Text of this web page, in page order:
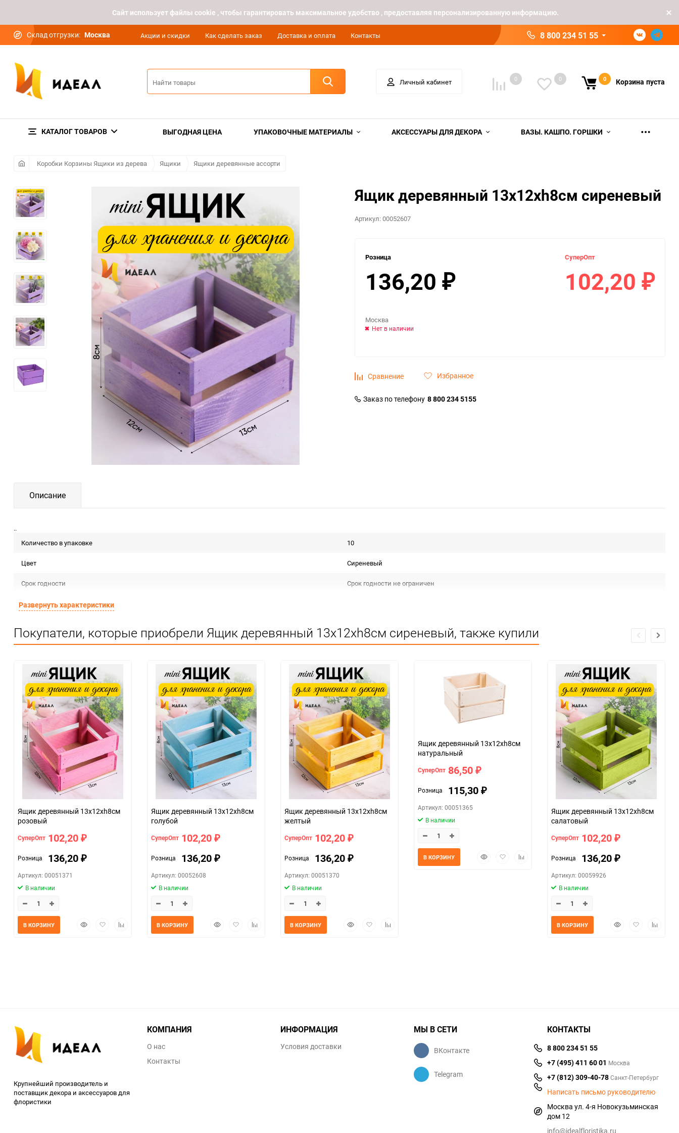
Cайт использует файлы cookie , чтобы гарантировать максимальное удобство , предоставляя персонализированную информацию.
Склад отгрузки: Москва Акции и скидки Как сделать заказ Доставка и оплата Контакты 8 800 234 51 55
Личный кабинет 0 0 0 Корзина пуста
КАТАЛОГ ТОВАРОВ ВЫГОДНАЯ ЦЕНА УПАКОВОЧНЫЕ МАТЕРИАЛЫ АКСЕССУАРЫ ДЛЯ ДЕКОРА ВАЗЫ. КАШПО. ГОРШКИ
Коробки Корзины Ящики из дерева Ящики Ящики деревянные ассорти
Ящик деревянный 13х12хh8см сиреневый
Артикул:00052607
Розница
136,20 ₽
СуперОпт
102,20 ₽
Москва
Нет в наличии
Сравнение Избранное
Заказ по телефону 8 800 234 5155
Описание
..
Количество в упаковке
10
Цвет Сиреневый
Срок годности Срок годности не ограничен
Страна изготовителя
Сертификация Не подлежит сертификации
Минимальное количество 1
Количество в коробке 1
Единица измерения шт
ЦветНоменклатуры сиреневый
Развернуть характеристики
Покупатели, которые приобрели Ящик деревянный 13х12хh8см сиреневый, также купили
Ящик деревянный 13х12хh8см
розовый
СуперОпт 102,20 ₽
Розница 136,20 ₽
Артикул: 00051371
В наличии
БыстрыйДобавитьДобавить
В КОРЗИНУ
Ящик деревянный 13х12хh8см
голубой
СуперОпт 102,20 ₽
Розница 136,20 ₽
Артикул: 00052608
В наличии
БыстрыйДобавитьДобавить
В КОРЗИНУ
Ящик деревянный 13х12хh8см
желтый
СуперОпт 102,20 ₽
Розница 136,20 ₽
Артикул: 00051370
В наличии
БыстрыйДобавитьДобавить
В КОРЗИНУ
Ящик деревянный 13х12хh8см
натуральный
СуперОпт 86,50 ₽
Розница 115,30 ₽
Артикул: 00051365
В наличии
БыстрыйДобавитьДобавить
В КОРЗИНУ
Ящик деревянный 13х12хh8см
салатовый
СуперОпт 102,20 ₽
Розница 136,20 ₽
Артикул: 00059926
В наличии
БыстрыйДобавить
В КОРЗИНУ
Крупнейший производитель и
поставщик декора и аксессуаров для
флористики
КОМПАНИЯ
О нас
Контакты
ИНФОРМАЦИЯ
Условия доставки
МЫ В СЕТИ
ВКонтакте
Telegram
КОНТАКТЫ
8 800 234 51 55
+7 (495) 411 60 01 Москва
+7 (812) 309-40-78Санкт-Петербург
Написать письмо руководителю
Москва ул. 4-я Новокузьминская
дом 12
info@idealfloristika.ru